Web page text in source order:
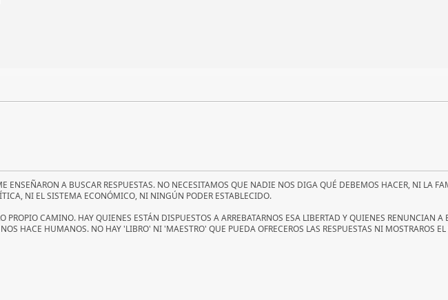
ENSEÑARON A BUSCAR RESPUESTAS. NO NECESITAMOS QUE NADIE NOS DIGA QUÉ DEBEMOS HACER, NI LA
NI EL SISTEMA ECONÓMICO, NI NINGÚN PODER ESTABLECIDO.
PROPIO CAMINO. HAY QUIENES ESTÁN DISPUESTOS A ARREBATARNOS ESA LIBERTAD Y QUIENES RENUNCIAN A
HACE HUMANOS. NO HAY 'LIBRO' NI 'MAESTRO' QUE PUEDA OFRECEROS LAS RESPUESTAS NI MOSTRAROS